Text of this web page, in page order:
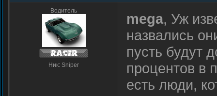
Водитель
Ник: Sniper
mega, Уж
назвались
пусть будут
процентов в
есть люди,